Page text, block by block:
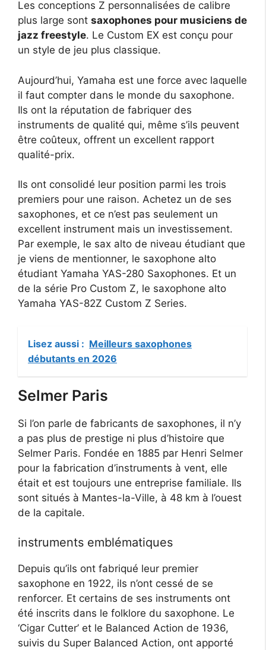
Les conceptions Z personnalisées de calibre
plus large sont saxophones pour musiciens de
jazz freestyle. Le Custom EX est conçu pour
un style de jeu plus classique.
Aujourd’hui, Yamaha est une force avec laquelle
il faut compter dans le monde du saxophone.
Ils ont la réputation de fabriquer des
instruments de qualité qui, même s’ils peuvent
être coûteux, offrent un excellent rapport
qualité-prix.
Ils ont consolidé leur position parmi les trois
premiers pour une raison. Achetez un de ses
saxophones, et ce n’est pas seulement un
excellent instrument mais un investissement.
Par exemple, le sax alto de niveau étudiant que
je viens de mentionner, le saxophone alto
étudiant Yamaha YAS-280 Saxophones. Et un
de la série Pro Custom Z, le saxophone alto
Yamaha YAS-82Z Custom Z Series.
Lisez aussi : Meilleurs saxophones
débutants en 2026
Selmer Paris
Si l’on parle de fabricants de saxophones, il n’y
a pas plus de prestige ni plus d’histoire que
Selmer Paris. Fondée en 1885 par Henri Selmer
pour la fabrication d’instruments à vent, elle
était et est toujours une entreprise familiale. Ils
sont situés à Mantes-la-Ville, à 48 km à l’ouest
de la capitale.
instruments emblématiques
Depuis qu’ils ont fabriqué leur premier
saxophone en 1922, ils n’ont cessé de se
renforcer. Et certains de ses instruments ont
été inscrits dans le folklore du saxophone. Le
‘Cigar Cutter’ et le Balanced Action de 1936,
suivis du Super Balanced Action, ont apporté